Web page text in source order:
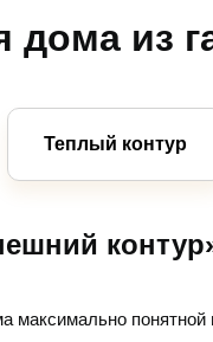
дома из
Теплый контур
понятной